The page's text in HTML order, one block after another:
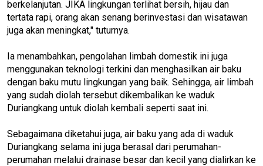
berkelanjutan. JIKA lingkungan terlihat bersih, hijau dan
tertata rapi, orang akan senang berinvestasi dan wisatawan
juga akan meningkat," tuturnya.
Ia menambahkan, pengolahan limbah domestik ini juga
menggunakan teknologi terkini dan menghasilkan air baku
dengan baku mutu lingkungan yang baik. Sehingga, air limbah
yang sudah diolah tersebut dikembalikan ke waduk
Duriangkang untuk diolah kembali seperti saat ini.
Sebagaimana diketahui juga, air baku yang ada di waduk
Duriangkang selama ini juga berasal dari perumahan-
perumahan melalui drainase besar dan kecil yang dialirkan ke